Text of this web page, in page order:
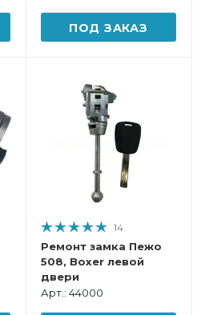
ПОД ЗАКАЗ
14
Ремонт замка Пежо
508, Boxer левой
двери
Арт.: 44000